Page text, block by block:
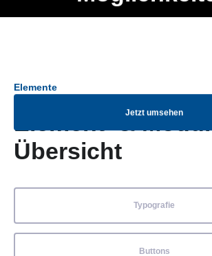
Jetzt umsehen
Elemente
Element- & Modul-
Übersicht
Typografie
Buttons